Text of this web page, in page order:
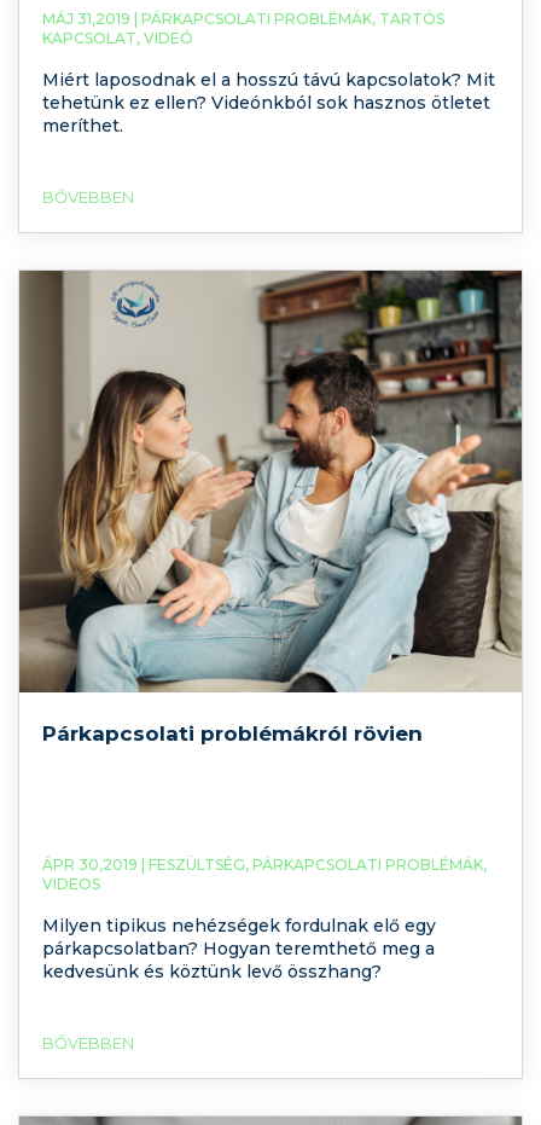
MÁJ 31,2019 | PÁRKAPCSOLATI PROBLÉMÁK, TARTÓS
KAPCSOLAT, VIDEÓ
Miért laposodnak el a hosszú távú kapcsolatok? Mit
tehetünk ez ellen? Videónkból sok hasznos ötletet
meríthet.
BŐVEBBEN
Párkapcsolati problémákról rövien
ÁPR 30,2019 | FESZÜLTSÉG, PÁRKAPCSOLATI PROBLÉMÁK,
VIDEOS
Milyen tipikus nehézségek fordulnak elő egy
párkapcsolatban? Hogyan teremthető meg a
kedvesünk és köztünk levő összhang?
BŐVEBBEN